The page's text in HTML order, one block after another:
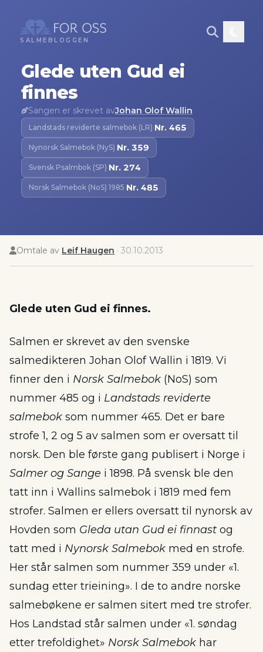
SALMEBLOGGEN
Glede uten Gud ei
finnes
Sangen er skrevet avJohan Olof Wallin
Landstads reviderte salmebok (LR)·Nr. 465
Nynorsk Salmebok (NyS)·Nr. 359
Svensk Psalmbok (SP)·Nr. 274
Norsk Salmebok (NoS) 1985·Nr. 485
Omtale av Leif Haugen ·30.10.2013
Glede uten Gud ei finnes.
Salmen er skrevet av den svenske
salmedikteren Johan Olof Wallin i 1819. Vi
finner den i Norsk Salmebok (NoS) som
nummer 485 og i Landstads reviderte
salmebok som nummer 465. Det er bare
strofe 1, 2 og 5 av salmen som er oversatt til
norsk. Den ble første gang publisert i Norge i
Salmer og Sange i 1898. På svensk ble den
tatt inn i Wallins salmebok i 1819 med fem
strofer. Salmen er ellers oversatt til nynorsk av
Hovden som Gleda utan Gud ei finnast og
tatt med i Nynorsk Salmebok med en strofe.
Her står salmen som nummer 359 under «1.
sundag etter trieining». I de to andre norske
salmebøkene er salmen sitert med tre strofer.
Hos Landstad står salmen under «1. søndag
etter trefoldighet» Norsk Salmebok har